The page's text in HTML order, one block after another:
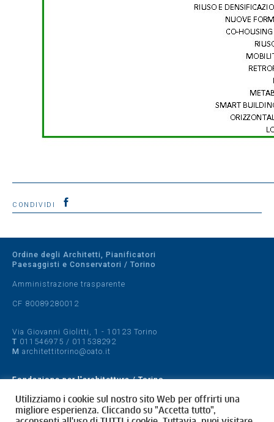
CONDIVIDI
Ordine degli Architetti, Pianificatori
Paesaggisti e Conservatori / Torino
Amministrazione trasparente
CF 80089280012
Via Giovanni Giolitti, 1 - 10123 Torino
T 011546975 / 011538292
M architettitorino@oato.it
Fondazione per l'architettura / Torino
Designed by quattrolinee.it
Utilizziamo i cookie sul nostro sito Web per offrirti una
migliore esperienza. Cliccando su "Accetta tutto",